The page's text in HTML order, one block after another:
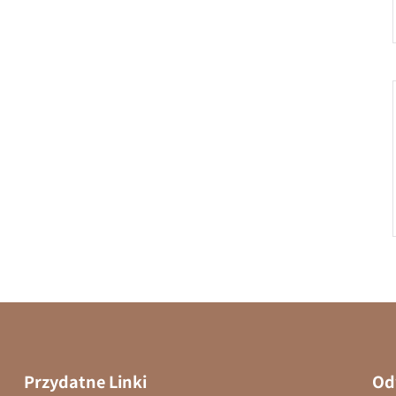
Przydatne Linki